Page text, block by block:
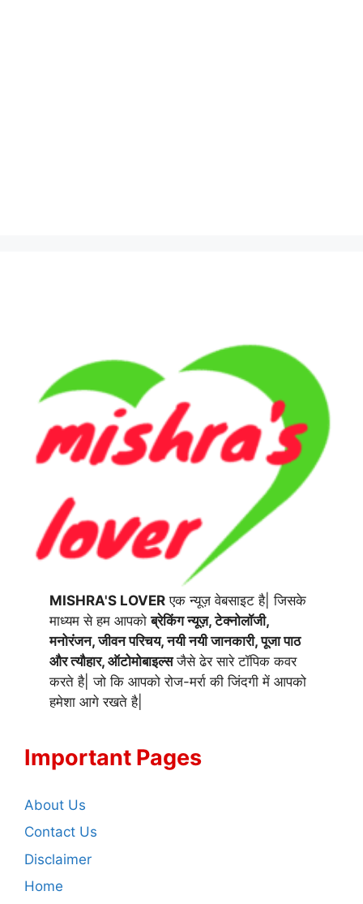
MISHRA'S LOVER एक न्यूज़ वेबसाइट है| जिसके
माध्यम से हम आपकोब्रेकिंग न्यूज़, टेक्नोलॉजी,
मनोरंजन, जीवन परिचय, नयी नयी जानकारी, पूजा पाठ
और त्यौहार, ऑटोमोबाइल्सजैसे ढेर सारे टॉपिक कवर
करते है| जो कि आपको रोज-मर्रा की जिंदगी में आपको
हमेशा आगे रखते है|
Important Pages
About Us
Contact Us
Disclaimer
Home